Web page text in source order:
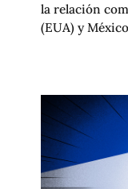
la relación
(EUA) y